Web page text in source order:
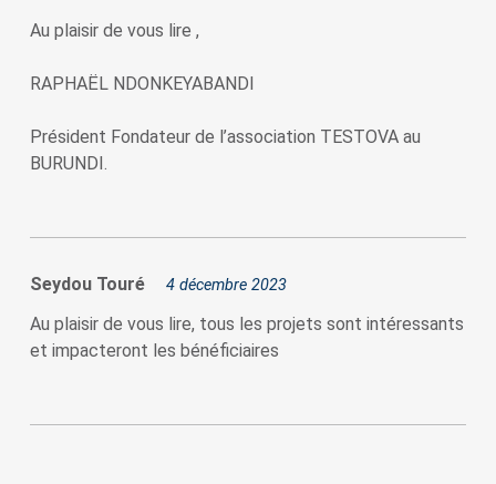
Au plaisir de vous lire ,
RAPHAËL NDONKEYABANDI
Président Fondateur de l’association TESTOVA au
BURUNDI.
Seydou Touré 4 décembre 2023
Au plaisir de vous lire, tous les projets sont intéressants
et impacteront les bénéficiaires